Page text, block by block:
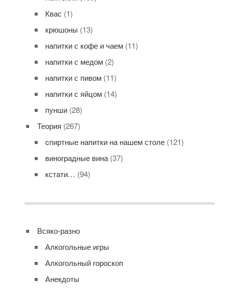
Квас (1)
крюшоны (13)
напитки с кофе и чаем (11)
напитки с медом (2)
напитки с пивом (11)
напитки с яйцом (14)
пунши (28)
Теория (267)
cпиртные напитки на нашем столе (121)
виноградные вина (37)
кстати… (94)
Всяко-разно
Алкогольные игры
Алкогольный гороскоп
Анекдоты